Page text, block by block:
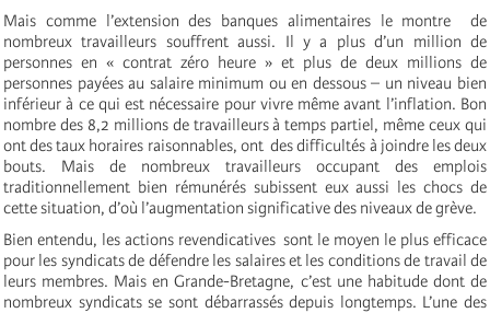
Mais comme l’extension des banques alimentaires le montre de
nombreux travailleurs souffrent aussi. Il y a plus d’un million de
personnes en « contrat zéro heure » et plus de deux millions de
personnes payées au salaire minimum ou en dessous – un niveau bien
inférieur à ce qui est nécessaire pour vivre même avant l’inflation. Bon
nombre des 8,2 millions de travailleurs à temps partiel, même ceux qui
ont des taux horaires raisonnables, ont des difficultés à joindre les deux
bouts. Mais de nombreux travailleurs occupant des emplois
traditionnellement bien rémunérés subissent eux aussi les chocs de
cette situation, d’où l’augmentation significative des niveaux de grève.
Bien entendu, les actions revendicatives sont le moyen le plus efficace
pour les syndicats de défendre les salaires et les conditions de travail de
leurs membres. Mais en Grande-Bretagne, c’est une habitude dont de
nombreux syndicats se sont débarrassés depuis longtemps. L’une des